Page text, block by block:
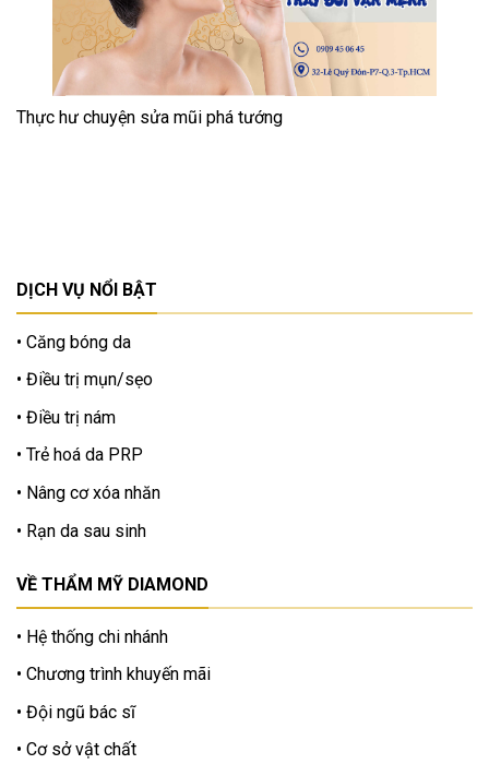
Thực hư chuyện sửa mũi phá tướng
DỊCH VỤ NỔI BẬT
Căng bóng da
Điều trị mụn/sẹo
Điều trị nám
Trẻ hoá da PRP
Nâng cơ xóa nhăn
Rạn da sau sinh
VỀ THẨM MỸ DIAMOND
Hệ thống chi nhánh
Chương trình khuyến mãi
Đội ngũ bác sĩ
Cơ sở vật chất